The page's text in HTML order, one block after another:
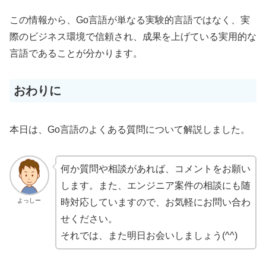
この情報から、Go言語が単なる実験的言語ではなく、実
際のビジネス環境で信頼され、成果を上げている実用的な
言語であることが分かります。
おわりに
本日は、Go言語のよくある質問について解説しました。
よっしー
何か質問や相談があれば、コメントをお願い
します。また、エンジニア案件の相談にも随
時対応していますので、お気軽にお問い合わ
せください。
それでは、また明日お会いしましょう(^^)